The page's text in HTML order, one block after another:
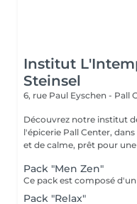
Institut
Steinsel
6, rue Paul Eyschen - Pall
Découvrez notre institut
l'épicerie Pall Center,
et de calme, prêt pour une
Pack "Men Zen"
Pack "Relax"